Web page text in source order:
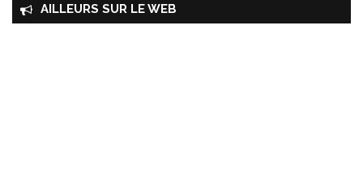
AILLEURS SUR LE WEB